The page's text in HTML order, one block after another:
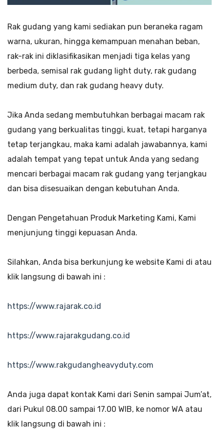
Rak gudang yang kami sediakan pun beraneka ragam
warna, ukuran, hingga kemampuan menahan beban,
rak-rak ini diklasifikasikan menjadi tiga kelas yang
berbeda, semisal rak gudang light duty, rak gudang
medium duty, dan rak gudang heavy duty.
Jika Anda sedang membutuhkan berbagai macam rak
gudang yang berkualitas tinggi, kuat, tetapi harganya
tetap terjangkau, maka kami adalah jawabannya, kami
adalah tempat yang tepat untuk Anda yang sedang
mencari berbagai macam rak gudang yang terjangkau
dan bisa disesuaikan dengan kebutuhan Anda.
Dengan Pengetahuan Produk Marketing Kami, Kami
menjunjung tinggi kepuasan Anda.
Silahkan, Anda bisa berkunjung ke website Kami di atau
klik langsung di bawah ini :
https://www.rajarak.co.id
https://www.rajarakgudang.co.id
https://www.rakgudangheavyduty.com
Anda juga dapat kontak Kami dari Senin sampai Jum’at,
dari Pukul 08.00 sampai 17.00 WIB, ke nomor WA atau
klik langsung di bawah ini :